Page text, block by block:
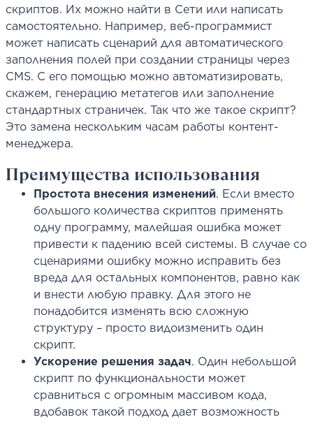
скриптов. Их можно найти в Сети или написать
самостоятельно. Например, веб-программист
может написать сценарий для автоматического
заполнения полей при создании страницы через
CMS. С его помощью можно автоматизировать,
скажем, генерацию метатегов или заполнение
стандартных страничек. Так что же такое скрипт?
Это замена нескольким часам работы контент-
менеджера.
Преимущества использования
Простота внесения изменений. Если вместо
большого количества скриптов применять
одну программу, малейшая ошибка может
привести к падению всей системы. В случае со
сценариями ошибку можно исправить без
вреда для остальных компонентов, равно как
и внести любую правку. Для этого не
понадобится изменять всю сложную
структуру – просто видоизменить один
скрипт.
Ускорение решения задач. Один небольшой
скрипт по функциональности может
сравниться с огромным массивом кода,
вдобавок такой подход дает возможность